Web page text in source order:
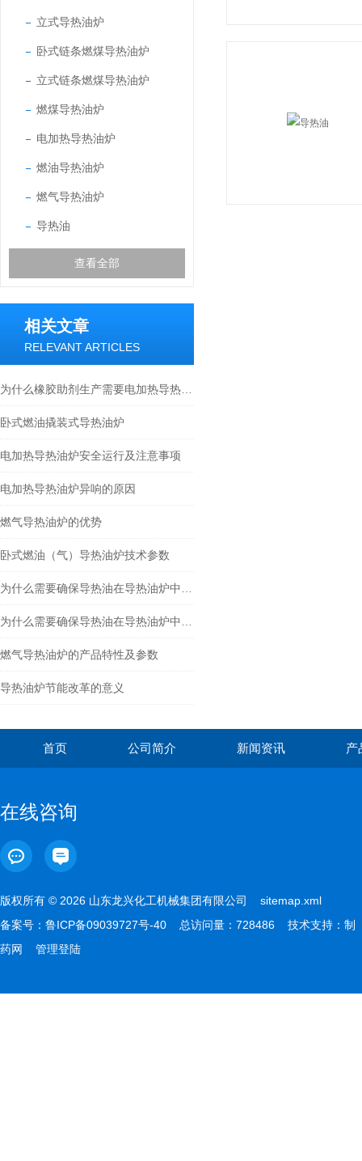
立式导热油炉
卧式链条燃煤导热油炉
立式链条燃煤导热油炉
燃煤导热油炉
电加热导热油炉
燃油导热油炉
燃气导热油炉
导热油
查看全部
相关文章
RELEVANT ARTICLES
卧式燃油撬装式导热油炉
电加热导热油炉安全运行及注意事项
电加热导热油炉异响的原因
燃气导热油炉的优势
卧式燃油（气）导热油炉技术参数
燃气导热油炉的产品特性及参数
导热油炉节能改革的意义
首页 公司简介 新闻资讯 产
在线咨询
版权所有 © 2026 山东龙兴化工机械集团有限公司 sitemap.xml
备案号： 鲁ICP备09039727号-40 总访问量：728486 技术支持： 制
药网
管理登陆